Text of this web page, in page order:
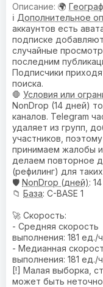
🌍
ℹ️ Дополнительное
аккаунтов есть
подписке
случайные
последним
Подписчики
поиска.
🛑 Условия или
NonDrop (14 дней)
каналов. Telegram
удаляет из групп,
участников,
принимаем жалобы
делаем повторное
(рефилинг) для
🛡️ NonDrop (дней): 14
📁 База: C-BASE 1
🚀 Скорость:
- Средняя скорость
выполнения: 181 ед./
- Медианная
выполнения: 181 ед./
[!] Малая выборка,
может быть